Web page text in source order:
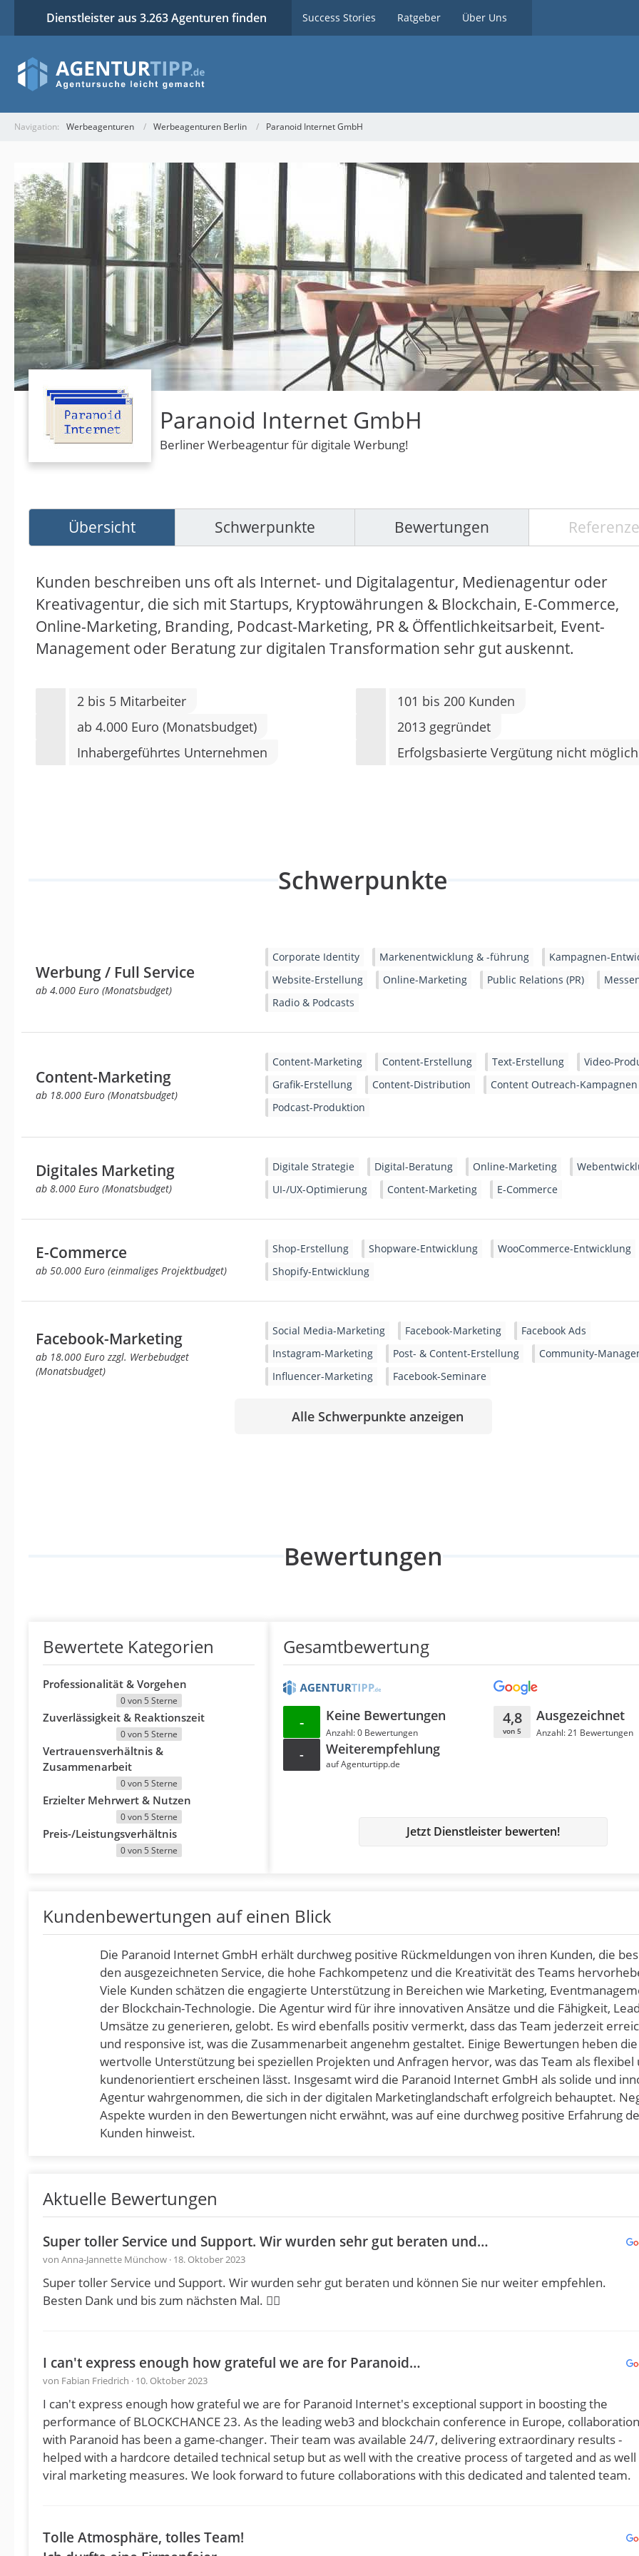
Dienstleister aus 3.263 Agenturen finden Success Stories Ratgeber Über Uns
Navigation: Werbeagenturen Werbeagenturen Berlin Paranoid Internet GmbH
Paranoid Internet GmbH
Berliner Werbeagentur für digitale Werbung!
Übersicht Schwerpunkte Bewertungen
Kunden beschreiben uns oft als Internet- und Digitalagentur, Medienagentur oder
Kreativagentur, die sich mit Startups, Kryptowährungen & Blockchain, E-Commerce,
Online-Marketing, Branding, Podcast-Marketing, PR & Öffentlichkeitsarbeit, Event-
Management oder Beratung zur digitalen Transformation sehr gut auskennt.
2 bis 5 Mitarbeiter
101 bis 200 Kunden
ab 4.000 Euro (Monatsbudget)
2013 gegründet
Inhabergeführtes Unternehmen
Erfolgsbasierte Vergütung nicht möglich
Schwerpunkte
Werbung / Full Service
ab 4.000 Euro (Monatsbudget)
Corporate Identity Markenentwicklung & -führung
Kampagnen-
Website-Erstellung
Online-Marketing Public Relations (PR)
Radio & Podcasts
Content-Marketing
ab 18.000 Euro (Monatsbudget)
Content-Marketing Content-Erstellung Text-Erstellung
Video-
Grafik-Erstellung
Content-Distribution
Content Outreach-Kampagnen
Podcast-Produktion
Digitales Marketing
ab 8.000 Euro (Monatsbudget)
Digitale Strategie Digital-Beratung Online-Marketing
UI-/UX-Optimierung
Content-Marketing E-Commerce
E-Commerce
ab 50.000 Euro (einmaliges Projektbudget)
Shop-Erstellung Shopware-Entwicklung
WooCommerce-Entwicklung
Shopify-Entwicklung
Facebook-Marketing
ab 18.000 Euro zzgl. Werbebudget
(Monatsbudget)
Social Media-Marketing Facebook-Marketing
Facebook Ads
Instagram-Marketing
Post- & Content-Erstellung
Community-
Influencer-Marketing
Facebook-Seminare
Alle Schwerpunkte anzeigen
Bewertungen
Bewertete Kategorien
Professionalität & Vorgehen
0 von 5 Sterne
Zuverlässigkeit & Reaktionszeit
0 von 5 Sterne
Vertrauensverhältnis &
Zusammenarbeit
0 von 5 Sterne
Erzielter Mehrwert & Nutzen
0 von 5 Sterne
Preis-/Leistungsverhältnis
0 von 5 Sterne
Gesamtbewertung
- Keine Bewertungen
Anzahl: 0 Bewertungen
- Weiterempfehlung
auf Agenturtipp.de
4,8
von 5
Ausgezeichnet
Anzahl: 21 Bewertungen
Jetzt Dienstleister bewerten!
Kundenbewertungen auf einen Blick
Die Paranoid Internet GmbH erhält durchweg positive Rückmeldungen von ihren Kunden, die
den ausgezeichneten Service, die hohe Fachkompetenz und die Kreativität des Teams
Viele Kunden schätzen die engagierte Unterstützung in Bereichen wie Marketing,
der Blockchain-Technologie. Die Agentur wird für ihre innovativen Ansätze und die Fähigkeit,
Umsätze zu generieren, gelobt. Es wird ebenfalls positiv vermerkt, dass das Team jederzeit
und responsive ist, was die Zusammenarbeit angenehm gestaltet. Einige Bewertungen heben die
wertvolle Unterstützung bei speziellen Projekten und Anfragen hervor, was das Team als flexibel
kundenorientiert erscheinen lässt. Insgesamt wird die Paranoid Internet GmbH als solide und
Agentur wahrgenommen, die sich in der digitalen Marketinglandschaft erfolgreich behauptet.
Aspekte wurden in den Bewertungen nicht erwähnt, was auf eine durchweg positive Erfahrung
Kunden hinweist.
Aktuelle Bewertungen
Super toller Service und Support. Wir wurden sehr gut beraten und…
von Anna-Jannette Münchow · 18. Oktober 2023
Super toller Service und Support. Wir wurden sehr gut beraten und können Sie nur weiter empfehlen.
Besten Dank und bis zum nächsten Mal. 👍🏼
I can't express enough how grateful we are for Paranoid…
von Fabian Friedrich · 10. Oktober 2023
I can't express enough how grateful we are for Paranoid Internet's exceptional support in boosting the
performance of BLOCKCHANCE 23. As the leading web3 and blockchain conference in Europe, collaboration
with Paranoid has been a game-changer. Their team was available 24/7, delivering extraordinary results -
helped with a hardcore detailed technical setup but as well with the creative process of targeted and as well
viral marketing measures. We look forward to future collaborations with this dedicated and talented team.
Tolle Atmosphäre, tolles Team!